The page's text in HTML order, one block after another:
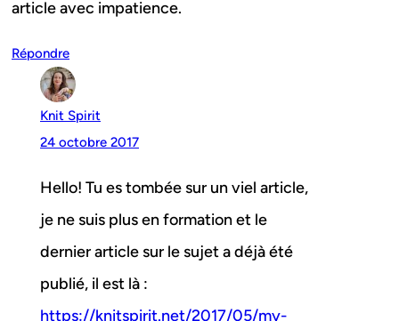
article avec impatience.
Répondre
Knit Spirit
24 octobre 2017
Hello! Tu es tombée sur un viel article,
je ne suis plus en formation et le
dernier article sur le sujet a déjà été
publié, il est là :
https://knitspirit.net/2017/05/my-